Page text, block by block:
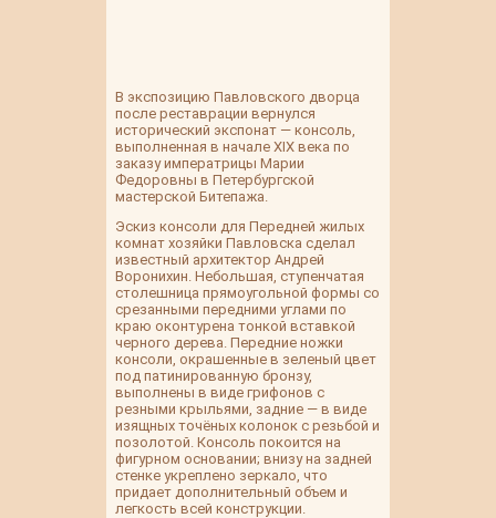
В экспозицию Павловского дворца
после реставрации вернулся
исторический экспонат — консоль,
выполненная в начале XIX века по
заказу императрицы Марии
Федоровны в Петербургской
мастерской Битепажа.
Эскиз консоли для Передней жилых
комнат хозяйки Павловска сделал
известный архитектор Андрей
Воронихин. Небольшая, ступенчатая
столешница прямоугольной формы со
срезанными передними углами по
краю оконтурена тонкой вставкой
черного дерева. Передние ножки
консоли, окрашенные в зеленый цвет
под патинированную бронзу,
выполнены в виде грифонов с
резными крыльями, задние — в виде
изящных точёных колонок с резьбой и
позолотой. Консоль покоится на
фигурном основании; внизу на задней
стенке укреплено зеркало, что
придает дополнительный объем и
легкость всей конструкции.